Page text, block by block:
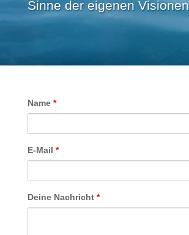
Sinne der eigenen
Name *
E-Mail *
Deine Nachricht *